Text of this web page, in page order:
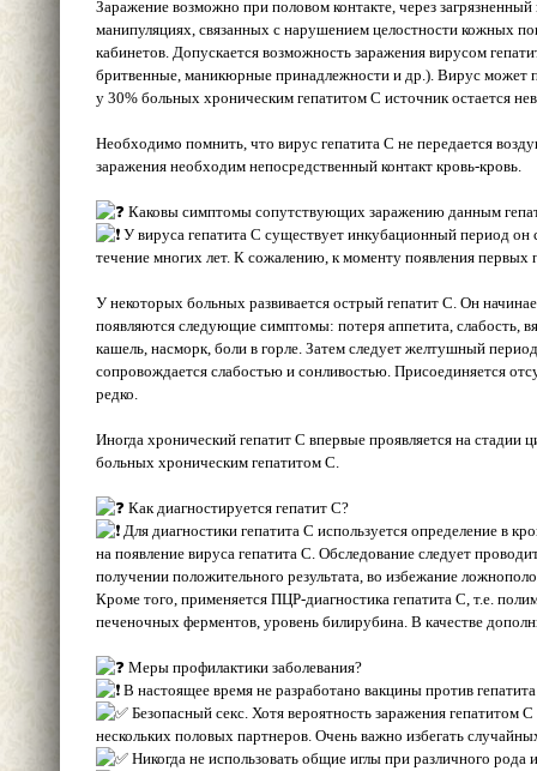
Заражение возможно при половом контакте, через
манипуляциях, связанных с нарушением целостности кожных
кабинетов. Допускается возможность заражения вирусом
бритвенные, маникюрные принадлежности и др.). Вирус может
у 30% больных хроническим гепатитом С источник остается
Необходимо помнить, что вирус гепатита С не передается
заражения необходим непосредственный контакт кровь-кровь.
Каковы симптомы сопутствующих заражению данным
У вируса гепатита С существует инкубационный период он
течение многих лет. К сожалению, к моменту появления
У некоторых больных развивается острый гепатит С. Он
появляются следующие симптомы: потеря аппетита, слабость,
кашель, насморк, боли в горле. Затем следует желтушный
сопровождается слабостью и сонливостью. Присоединяется
редко.
Иногда хронический гепатит С впервые проявляется на стадии
больных хроническим гепатитом С.
Как диагностируется гепатит С?
Для диагностики гепатита С используется определение в
на появление вируса гепатита С. Обследование следует
получении положительного результата, во избежание
Кроме того, применяется ПЦР-диагностика гепатита С, т.е.
печеночных ферментов, уровень билирубина. В качестве
Меры профилактики заболевания?
В настоящее время не разработано вакцины против
Безопасный секс. Хотя вероятность заражения
нескольких половых партнеров. Очень важно избегать
Никогда не использовать общие иглы при различного рода